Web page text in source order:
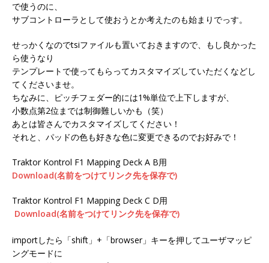
で使うのに、
サブコントローラとして使おうとか考えたのも始まりでっす。
せっかくなのでtsiファイルも置いておきますので、もし良かった
ら使うなり
テンプレートで使ってもらってカスタマイズしていただくなどし
てくださいませ。
ちなみに、ピッチフェダー的には1%単位で上下しますが、
小数点第2位までは制御難しいかも（笑）
あとは皆さんでカスタマイズしてください！
それと、パッドの色も好きな色に変更できるのでお好みで！
Traktor Kontrol F1 Mapping Deck A B用
Download(名前をつけてリンク先を保存で)
Traktor Kontrol F1 Mapping Deck C D用
Download(名前をつけてリンク先を保存で)
importしたら「shift」+「browser」キーを押してユーザマッピ
ングモードに